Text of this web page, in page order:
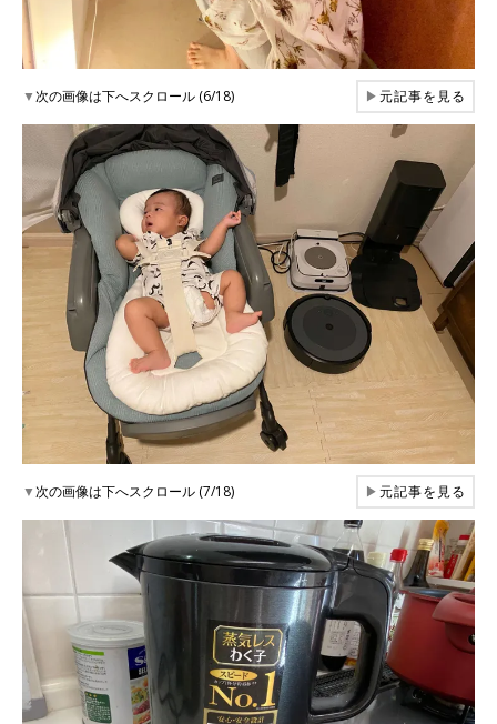
▼次の画像は下へスクロール (6/18) ▶元記事を見る
▼次の画像は下へスクロール (7/18) ▶元記事を見る